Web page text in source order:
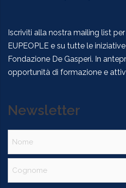
Iscriviti alla nostra mailing list
EUPEOPLE e su tutte le
Fondazione De Gasperi. In
opportunità di formazione e
Newsletter